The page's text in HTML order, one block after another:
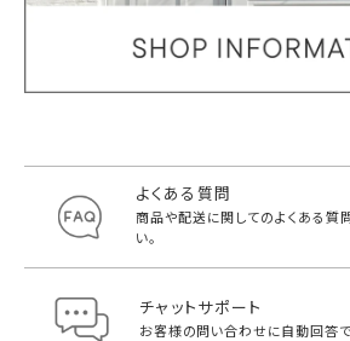
よくある質問
商品や配送に関してのよくある質
い。
チャットサポート
お客様の問い合わせに自動回答で